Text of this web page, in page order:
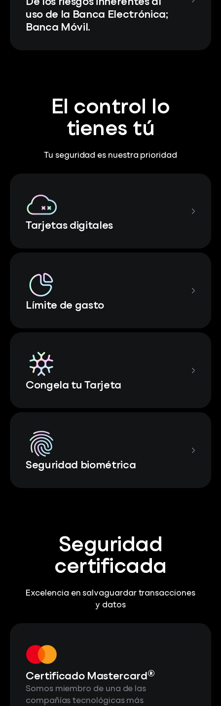
De los riesgos inherentes al
uso de la Banca Electrónica;
Banca Móvil.
El control lo
tienes tú
Tu seguridad es nuestra prioridad
Tarjetas digitales
Límite de gasto
Congela tu Tarjeta
Seguridad biométrica
Seguridad
certificada
Excelencia en salvaguardar transacciones
y datos
Certificado Mastercard®
Somos miembro de una de las
compañías tecnológicas más